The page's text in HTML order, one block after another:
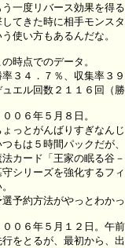
う一度リバース効果を得
してきた時に相手モンス
う使い方もあるんだな。
時点でのデータ。
率３４．７％、収集率３
ュエル回数２１１６回（
０６年５月８日。
ょっとがんばりすぎなん
つもは５時間パックだが
法カード「王家の眠る谷
守シリーズを強化するフ
選予約方法がやっとわか
００６年５月１２日。午
行をとるが、最初から、